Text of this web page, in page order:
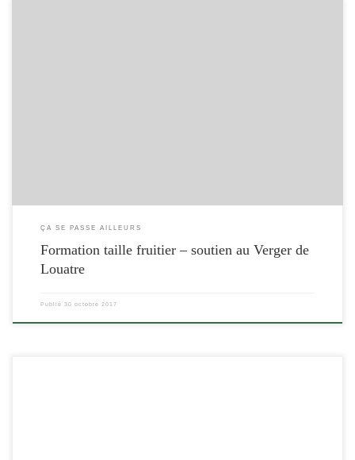
ÇA SE PASSE AILLEURS
Formation taille fruitier – soutien au Verger de
Louatre
Publié 30 octobre 2017